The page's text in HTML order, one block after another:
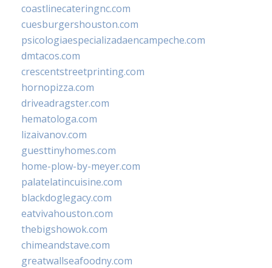
coastlinecateringnc.com
cuesburgershouston.com
psicologiaespecializadaencampeche.com
dmtacos.com
crescentstreetprinting.com
hornopizza.com
driveadragster.com
hematologa.com
lizaivanov.com
guesttinyhomes.com
home-plow-by-meyer.com
palatelatincuisine.com
blackdoglegacy.com
eatvivahouston.com
thebigshowok.com
chimeandstave.com
greatwallseafoodny.com